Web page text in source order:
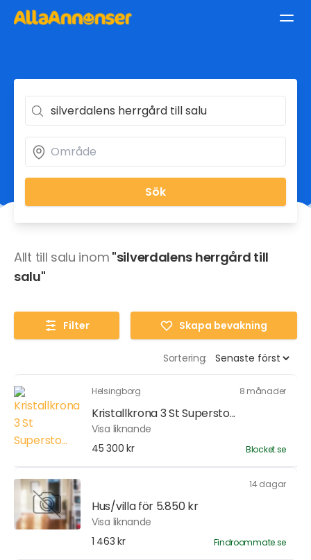
Sök
Allt till salu inom "silverdalens herrgård till
salu"
Filter Skapa bevakning
Sortering:
Helsingborg 8 månader
Kristallkrona 3 St Supersto...
Visa liknande
45 300 kr
Blocket.se
14 dagar
Hus/villa för 5.850 kr
Visa liknande
1 463 kr
Findroommate.se